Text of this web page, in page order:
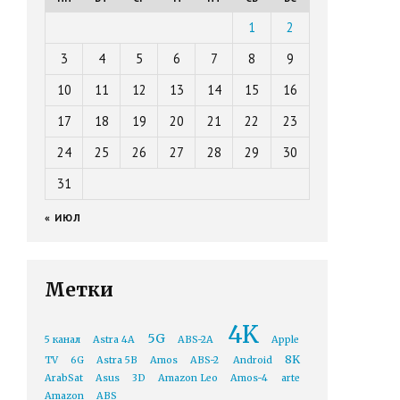
1
2
3
4 5 6 7 8
9
10
11 12 13 14 15
16
17
18 19 20 21 22
23
24
25 26 27 28 29
30
31
« ИЮЛ
Метки
5 канал Astra 4A 5G ABS-2A 4K
Apple
TV
6G Astra 5B Amos ABS-2 Android 8K
ArabSat Asus 3D Amazon Leo Amos-4
arte
Amazon
ABS